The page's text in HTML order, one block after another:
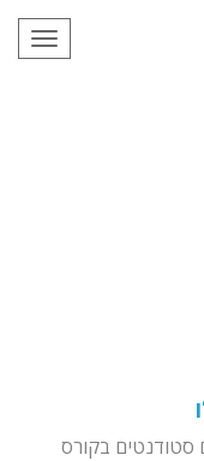
סטודנטים בקורס